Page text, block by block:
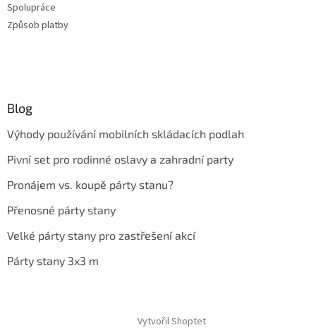
Spolupráce
Způsob platby
Blog
Výhody používání mobilních skládacích podlah
Pivní set pro rodinné oslavy a zahradní party
Pronájem vs. koupě párty stanu?
Přenosné párty stany
Velké párty stany pro zastřešení akcí
Párty stany 3x3 m
Vytvořil Shoptet